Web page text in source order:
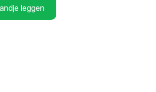
leggen